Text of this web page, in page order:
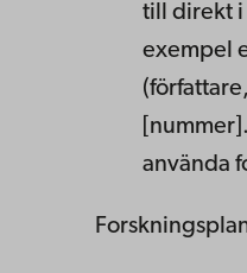
till direkt
exempel
använda